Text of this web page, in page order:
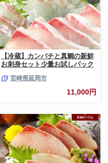
【冷蔵】カンパチと真鯛の新鮮
お刺身セット少量お試しパック
宮崎県延岡市
11,000円